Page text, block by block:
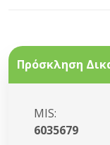
Πρόσκληση
MIS:
6035679